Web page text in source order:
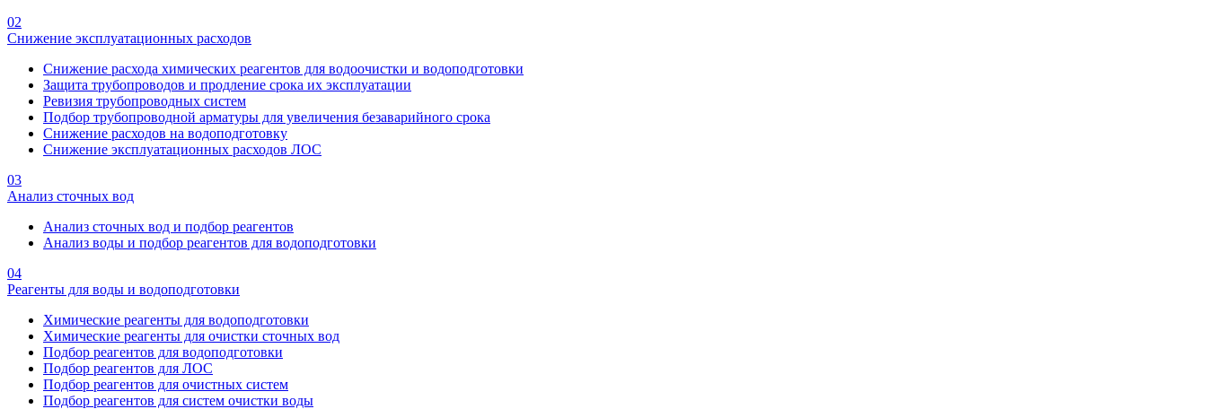
02
Снижение эксплуатационных расходов
Снижение расхода химических реагентов для водоочистки и водоподготовки
Защита трубопроводов и продление срока их эксплуатации
Ревизия трубопроводных систем
Подбор трубопроводной арматуры для увеличения безаварийного срока
Снижение расходов на водоподготовку
Снижение эксплуатационных расходов ЛОС
03
Анализ сточных вод
Анализ сточных вод и подбор реагентов
Анализ воды и подбор реагентов для водоподготовки
04
Реагенты для воды и водоподготовки
Химические реагенты для водоподготовки
Химические реагенты для очистки сточных вод
Подбор реагентов для водоподготовки
Подбор реагентов для ЛОС
Подбор реагентов для очистных систем
Подбор реагентов для систем очистки воды